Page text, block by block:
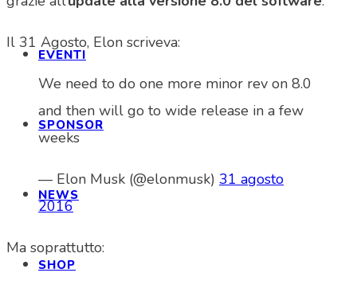
EVENTI
SPONSOR
NEWS
SHOP
Il 31 Agosto, Elon scriveva:
We need to do one more minor rev on 8.0
and then will go to wide release in a few
weeks
— Elon Musk (@elonmusk) 31 agosto
2016
Ma soprattutto: